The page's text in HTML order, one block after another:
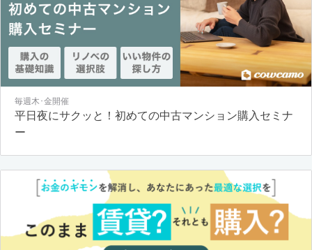
毎週木･金開催
平日夜にサクッと！初めての中古マンション購入セミナ
ー